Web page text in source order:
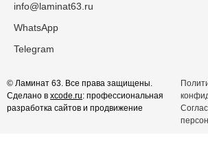
info@laminat63.ru
WhatsApp
Telegram
© Ламинат 63. Все права защищены.
Сделано в xcode.ru: профессиональная
разработка сайтов и продвижение